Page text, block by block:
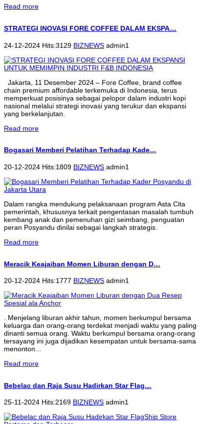
Read more
STRATEGI INOVASI FORE COFFEE DALAM EKSPA…
24-12-2024 Hits:3129 BIZNEWS admin1
Jakarta, 11 Desember 2024 – Fore Coffee, brand coffee
chain premium affordable terkemuka di Indonesia, terus
memperkuat posisinya sebagai pelopor dalam industri kopi
nasional melalui strategi inovasi yang terukur dan ekspansi
yang berkelanjutan.
Read more
Bogasari Memberi Pelatihan Terhadap Kade…
20-12-2024 Hits:1809 BIZNEWS admin1
Dalam rangka mendukung pelaksanaan program Asta Cita
pemerintah, khususnya terkait pengentasan masalah tumbuh
kembang anak dan pemenuhan gizi seimbang, penguatan
peran Posyandu dinilai sebagai langkah strategis.
Read more
Meracik Keajaiban Momen Liburan dengan D…
20-12-2024 Hits:1777 BIZNEWS admin1
. Menjelang liburan akhir tahun, momen berkumpul bersama
keluarga dan orang-orang terdekat menjadi waktu yang paling
dinanti semua orang. Waktu berkumpul bersama orang-orang
tersayang ini juga dijadikan kesempatan untuk bersama-sama
menonton...
Read more
Bebelac dan Raja Susu Hadirkan Star Flag…
25-11-2024 Hits:2169 BIZNEWS admin1